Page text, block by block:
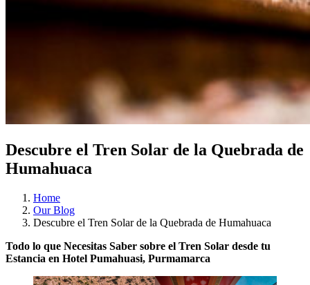
Descubre el Tren Solar de la Quebrada de
Humahuaca
Home
Our Blog
Descubre el Tren Solar de la Quebrada de Humahuaca
Todo lo que Necesitas Saber sobre el Tren Solar desde tu
Estancia en Hotel Pumahuasi, Purmamarca